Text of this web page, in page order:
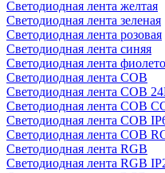
Светодиодная лента желтая
Светодиодная лента зеленая
Светодиодная лента розовая
Светодиодная лента синяя
Светодиодная лента
Светодиодная лента COB
Светодиодная лента COB
Светодиодная лента COB
Светодиодная лента COB
Светодиодная лента COB
Светодиодная лента RGB
Светодиодная лента RGB